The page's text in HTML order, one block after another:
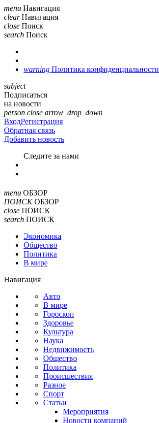
menu Навигация
clear Навигация
close Поиск
search Поиск
warning Политика конфиденциальности
subject
Подписаться
на новости
person close arrow_drop_down
ВходРегистрация
Обратная связь
Добавить новость
Cледите за нами
menu ОБЗОР
ПОИСК ОБЗОР
close ПОИСК
search ПОИСК
Экономика
Общество
Политика
В мире
Навигация
Авто
В мире
Гороскоп
Здоровье
Культура
Наука
Недвижимость
Общество
Политика
Происшествия
Разное
Спорт
Статьи
Мероприятия
Новости компаний